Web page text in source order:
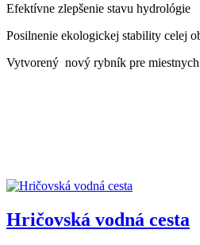
Efektívne zlepšenie stavu hydrológie
Posilnenie ekologickej stability celej
Vytvorený nový rybník pre
Hričovská vodná cesta